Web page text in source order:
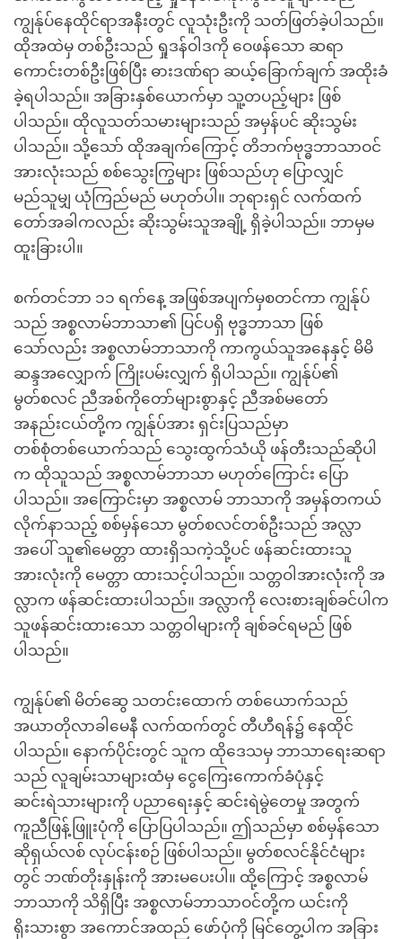
ကျွန်ုပ်နေထိုင်ရာအနီးတွင် လူသုံးဦးကို သတ်ဖြတ်ခဲ့ပါသည်။
ထိုအထဲမှ တစ်ဦးသည် ရှုဒန်ဝါဒကို ဝေဖန်သော ဆရာ
ကောင်းတစ်ဦးဖြစ်ပြီး ဓားဒဏ်ရာ ဆယ့်ခြောက်ချက် အထိုးခံ
ခဲ့ရပါသည်။ အခြားနှစ်ယောက်မှာ သူ့တပည့်များ ဖြစ်
ပါသည်။ ထိုလူသတ်သမားများသည် အမှန်ပင် ဆိုးသွမ်း
ပါသည်။ သို့သော် ထိုအချက်ကြောင့် တိဘက်ဗုဒ္ဓဘာသာဝင်
အားလုံးသည် စစ်သွေးကြွများ ဖြစ်သည်ဟု ပြောလျှင်
မည်သူမျှ ယုံကြည်မည် မဟုတ်ပါ။ ဘုရားရှင် လက်ထက်
တော်အခါကလည်း ဆိုးသွမ်းသူအချို့ ရှိခဲ့ပါသည်။ ဘာမှမ
ထူးခြားပါ။
စက်တင်ဘာ ၁၁ ရက်နေ့ အဖြစ်အပျက်မှစတင်ကာ ကျွန်ုပ်
သည် အစ္စလာမ်ဘာသာ၏ ပြင်ပရှိ ဗုဒ္ဓဘာသာ ဖြစ်
သော်လည်း အစ္စလာမ်ဘာသာကို ကာကွယ်သူအနေနှင့် မိမိ
ဆန္ဒအလျှောက် ကြိုးပမ်းလျှက် ရှိပါသည်။ ကျွန်ုပ်၏
မွတ်စလင် ညီအစ်ကိုတော်များစွာနှင့် ညီအစ်မတော်
အနည်းငယ်တို့က ကျွန်ုပ်အား ရှင်းပြသည်မှာ
တစ်စုံတစ်ယောက်သည် သွေးထွက်သံယို ဖန်တီးသည်ဆိုပါ
က ထိုသူသည် အစ္စလာမ်ဘာသာ မဟုတ်ကြောင်း ပြော
ပါသည်။ အကြောင်းမှာ အစ္စလာမ် ဘာသာကို အမှန်တကယ်
လိုက်နာသည့် စစ်မှန်သော မွတ်စလင်တစ်ဦးသည် အလ္လာ
အပေါ် သူ၏မေတ္တာ ထားရှိသကဲ့သို့ပင် ဖန်ဆင်းထားသူ
အားလုံးကို မေတ္တာ ထားသင့်ပါသည်။ သတ္တဝါအားလုံးကို အ
လ္လာက ဖန်ဆင်းထားပါသည်။ အလ္လာကို လေးစားချစ်ခင်ပါက
သူဖန်ဆင်းထားသော သတ္တဝါများကို ချစ်ခင်ရမည် ဖြစ်
ပါသည်။
ကျွန်ုပ်၏ မိတ်ဆွေ သတင်းထောက် တစ်ယောက်သည်
အယာတိုလာခါမေနီ လက်ထက်တွင် တီဟီရန်၌ နေထိုင်
ပါသည်။ နောက်ပိုင်းတွင် သူက ထိုဒေသမှ ဘာသာရေးဆရာ
သည် လူချမ်းသာများထံမှ ငွေကြေးကောက်ခံပုံနှင့်
ဆင်းရဲသားများကို ပညာရေးနှင့် ဆင်းရဲမွဲတေမှု အတွက်
ကူညီဖြန့်ဖြူးပုံကို ပြောပြပါသည်။ ဤသည်မှာ စစ်မှန်သော
ဆိုရှယ်လစ် လုပ်ငန်းစဉ် ဖြစ်ပါသည်။ မွတ်စလင်နိုင်ငံများ
တွင် ဘဏ်တိုးနှုန်းကို အားမပေးပါ။ ထို့ကြောင့် အစ္စလာမ်
ဘာသာကို သိရှိပြီး အစ္စလာမ်ဘာသာဝင်တို့က ယင်းကို
ရိုးသားစွာ အကောင်အထည် ဖော်ပုံကို မြင်တွေ့ပါက အခြား